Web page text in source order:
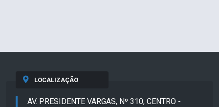
LOCALIZAÇÃO
AV. PRESIDENTE VARGAS, Nº 310, CENTRO -